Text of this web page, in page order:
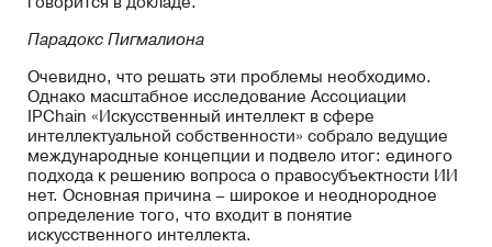
Парадокс Пигмалиона
Очевидно, что решать эти проблемы необходимо.
Однако масштабное исследование Ассоциации
IPChain «Искусственный интеллект в сфере
интеллектуальной собственности» собрало ведущие
международные концепции и подвело итог: единого
подхода к решению вопроса о правосубъектности ИИ
нет. Основная причина – широкое и неоднородное
определение того, что входит в понятие
искусственного интеллекта.